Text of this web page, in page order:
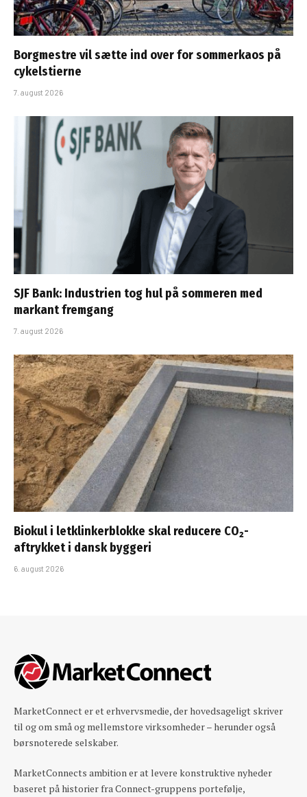
Borgmestre vil sætte ind over for sommerkaos på
cykelstierne
7. august 2026
SJF Bank: Industrien tog hul på sommeren med
markant fremgang
7. august 2026
Biokul i letklinkerblokke skal reducere CO₂-
aftrykket i dansk byggeri
6. august 2026
MarketConnect er et erhvervsmedie, der hovedsageligt skriver
til og om små og mellemstore virksomheder – herunder også
børsnoterede selskaber.
MarketConnects ambition er at levere konstruktive nyheder
baseret på historier fra Connect-gruppens portefølje,